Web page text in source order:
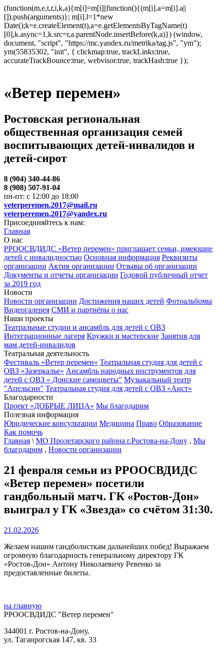
(function(m,e,t,r,i,k,a){m[i]=m[i]||function(){(m[i].a=m[i].a||
[]).push(arguments)}; m[i].l=1*new
Date();k=e.createElement(t),a=e.getElementsByTagName(t)
[0],k.async=1,k.src=r,a.parentNode.insertBefore(k,a)}) (window,
document, "script", "https://mc.yandex.ru/metrika/tag.js", "ym");
ym(55835302, "init", { clickmap:true, trackLinks:true,
accurateTrackBounce:true, webvisor:true, trackHash:true });
«Ветер перемен»
Ростовская региональная
общественная организация семей
воспитывающих детей-инвалидов и
детей-сирот
8 (904) 340-44-86
8 (908) 507-91-04
пн-пт: с 12:00 до 18:00
veterperemen.2017@mail.ru
veterperemen.2017@yandex.ru
Присоединяйтесь к нам:
Главная
О нас
РРООСВДИДС «Ветер перемен» приглашает семьи, имеющие
детей с инвалидностью Основная информация Реквизиты
организации Актив организации Отзывы об организации
Документы и отчеты организации Годовой публичный отчет
за 2019 год
Новости
Новости организации Достижения наших детей Фотоальбомы
Видеогалерея СМИ и партнёры о нас
Наши проекты
Театральные студии и ансамбль для детей с ОВЗ
Интеграционные лагеря Кружки и мастерские Занятия для
мам детей-инвалидов
Театральная деятельность
Фестиваль «Ветер перемен» Театральная студия для детей с
ОВЗ «Зазеркалье» Ансамбль народных инструментов для
детей с ОВЗ « Донские самоцветы" Музыкальный театр
"Апельсин" Театральная студия для детей с ОВЗ «Аист»
Благодарности
Проект «ДОБРЫЕ ЛИЦА» Мы благодарим
Полезная информация
Юридические консультации Медицина Право Образование
Как помочь
Главная \ МО Пролетарского района г.Ростова-на-Дону , Мы
благодарим , Новости организации
21 февраля семьи из РРООСВДИДС
«Ветер перемен» посетили
гандбольный матч. ГК «Ростов-Дон»
выиграл у ГК «Звезда» со счётом 31:30.
21.02.2026
Желаем нашим гандболисткам дальнейших побед! Выражаем
огромную благодарность генеральному директору ГК
«Ростов-Дон» Антону Николаевичу Ревенко за
предоставленные билеты.
на главную
РРООСВДИДС "Ветер перемен"
344001 г. Ростов-на-Дону,
ул. Таганрогская 147, кв. 33‍